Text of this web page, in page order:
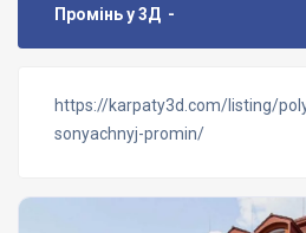
Промінь у 3Д -
https://karpaty3d.com/listing/
sonyachnyj-promin/